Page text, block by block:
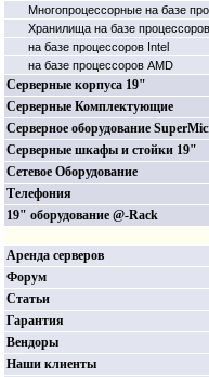
Многопроцессорные на базе
Хранилища на базе
на базе процессоров Intel
на базе процессоров AMD
Серверные корпуса 19"
Серверные Комплектующие
Серверное оборудование
Серверные шкафы и стойки 19"
Сетевое Оборудование
Телефония
19" оборудование @-Rack
Аренда серверов
Форум
Статьи
Гарантия
Вендоры
Наши клиенты